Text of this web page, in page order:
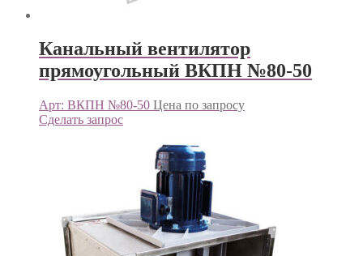
Канальный вентилятор
прямоугольный ВКПН №80-50
Арт: ВКПН №80-50 Цена по запросу
Сделать запрос